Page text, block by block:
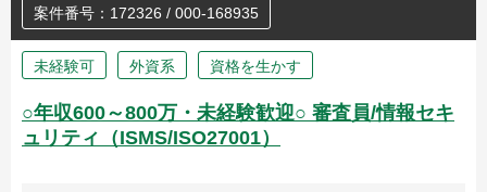
案件番号：172326 / 000-168935
未経験可 外資系 資格を生かす
○年収600～800万・未経験歓迎○ 審査員/情報セキ
ュリティ（ISMS/ISO27001）